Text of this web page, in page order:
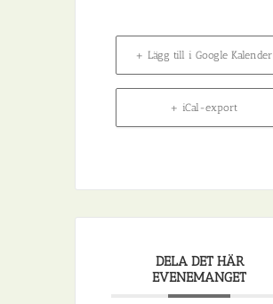
+ Lägg till i Google Kalender
+ iCal-export
DELA DET HÄR
EVENEMANGET